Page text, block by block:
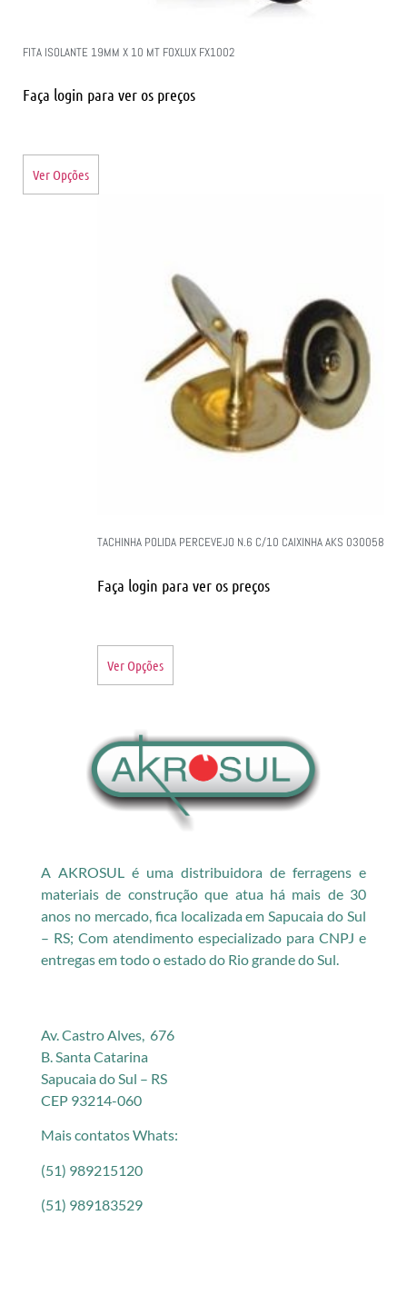
FITA ISOLANTE 19MM X 10 MT FOXLUX FX1002
Faça login para ver os preços
Ver Opções
TACHINHA POLIDA PERCEVEJO N.6 C/10 CAIXINHA AKS 030058
Faça login para ver os preços
Ver Opções
A AKROSUL é uma distribuidora de ferragens e
materiais de construção que atua há mais de 30
anos no mercado, fica localizada em Sapucaia do Sul
– RS; Com atendimento especializado para CNPJ e
entregas em todo o estado do Rio grande do Sul.
Av. Castro Alves, 676
B. Santa Catarina
Sapucaia do Sul – RS
CEP 93214-060
Mais contatos Whats:
(51) 989215120
(51) 989183529